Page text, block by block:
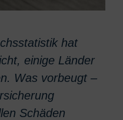
hat
einige Länder
Was vorbeugt –
Schäden